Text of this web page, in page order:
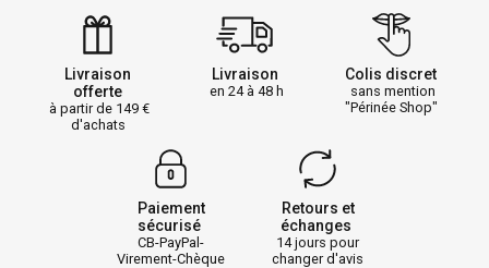
Livraison
offerte
à partir de 149
d'achats
Livraison
en 24 à 48 h
Colis discret
sans mention
"Périnée Shop"
Paiement
sécurisé
CB-PayPal-
Virement-Chèque
Retours et
échanges
14 jours pour
changer d'avis